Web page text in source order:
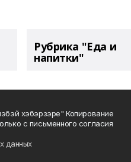
Рубрика "Еда и
напитки"
хэбэрзэре" Копирование
с письменного согласия
данных